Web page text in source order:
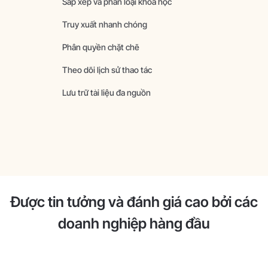
Truy xuất nhanh chóng
Phân quyền chặt chẽ
Theo dõi lịch sử thao tác
Lưu trữ tài liệu đa nguồn
Được tin tưởng và đánh giá cao bởi các
doanh nghiệp hàng đầu